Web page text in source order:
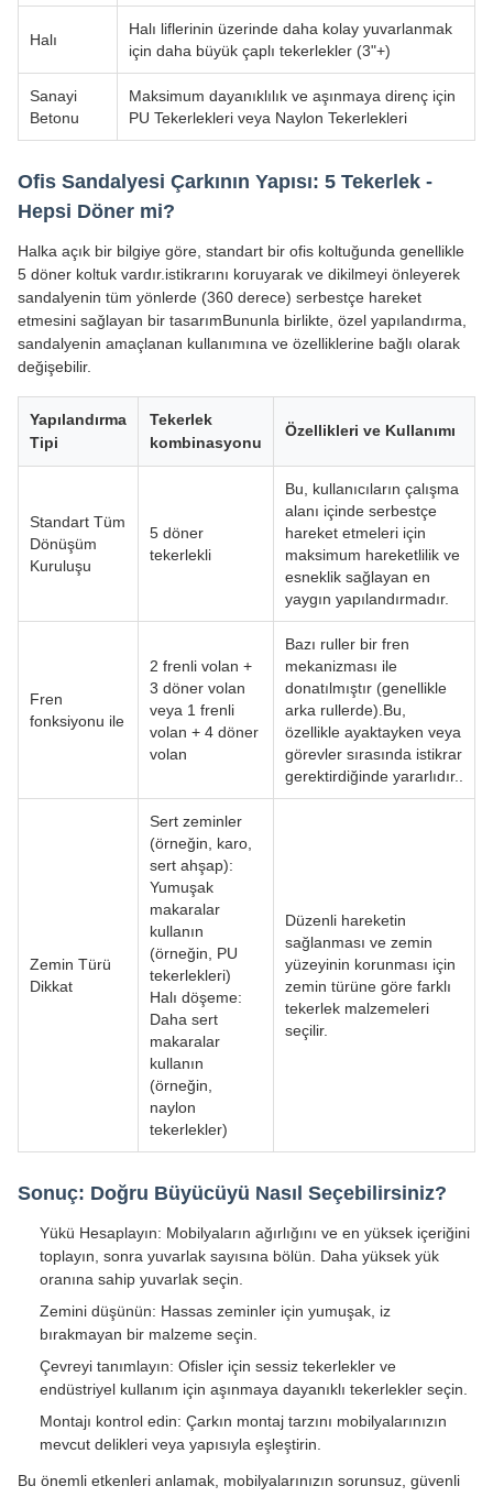
Halı
Halı liflerinin üzerinde daha kolay yuvarlanmak
için daha büyük çaplı tekerlekler (3"+)
Sanayi
Betonu
Maksimum dayanıklılık ve aşınmaya direnç için
PU Tekerlekleri veya Naylon Tekerlekleri
Ofis Sandalyesi Çarkının Yapısı: 5 Tekerlek -
Hepsi Döner mi?
Halka açık bir bilgiye göre, standart bir ofis koltuğunda genellikle
5 döner koltuk vardır.istikrarını koruyarak ve dikilmeyi önleyerek
sandalyenin tüm yönlerde (360 derece) serbestçe hareket
etmesini sağlayan bir tasarımBununla birlikte, özel yapılandırma,
sandalyenin amaçlanan kullanımına ve özelliklerine bağlı olarak
değişebilir.
Yapılandırma
Tipi
Tekerlek
kombinasyonu
Özellikleri ve Kullanımı
Standart Tüm
Dönüşüm
Kuruluşu
5 döner
tekerlekli
Bu, kullanıcıların çalışma
alanı içinde serbestçe
hareket etmeleri için
maksimum hareketlilik ve
esneklik sağlayan en
yaygın yapılandırmadır.
Fren
fonksiyonu ile
2 frenli volan +
3 döner volan
veya 1 frenli
volan + 4 döner
volan
Bazı ruller bir fren
mekanizması ile
donatılmıştır (genellikle
arka rullerde).Bu,
özellikle ayaktayken veya
görevler sırasında istikrar
gerektirdiğinde yararlıdır..
Zemin Türü
Dikkat
Sert zeminler
(örneğin, karo,
sert ahşap):
Yumuşak
makaralar
kullanın
(örneğin, PU
tekerlekleri)
Halı döşeme:
Daha sert
makaralar
kullanın
(örneğin,
naylon
tekerlekler)
Düzenli hareketin
sağlanması ve zemin
yüzeyinin korunması için
zemin türüne göre farklı
tekerlek malzemeleri
seçilir.
Sonuç: Doğru Büyücüyü Nasıl Seçebilirsiniz?
Yükü Hesaplayın: Mobilyaların ağırlığını ve en yüksek içeriğini
toplayın, sonra yuvarlak sayısına bölün. Daha yüksek yük
oranına sahip yuvarlak seçin.
Zemini düşünün: Hassas zeminler için yumuşak, iz
bırakmayan bir malzeme seçin.
Çevreyi tanımlayın: Ofisler için sessiz tekerlekler ve
endüstriyel kullanım için aşınmaya dayanıklı tekerlekler seçin.
Montajı kontrol edin: Çarkın montaj tarzını mobilyalarınızın
mevcut delikleri veya yapısıyla eşleştirin.
Bu önemli etkenleri anlamak, mobilyalarınızın sorunsuz, güvenli